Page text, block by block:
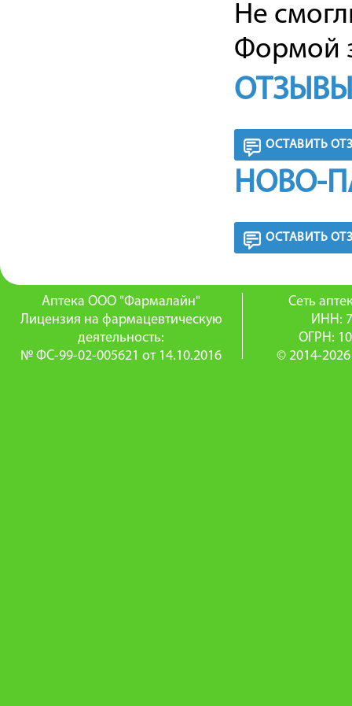
Не
Формой
ОСТАВИТЬ
НОВО-
ОСТАВИТЬ
Аптека ООО "Фармалайн"
Лицензия на фармацевтическую
деятельность:
№ ФС-99-02-005621 от 14.10.2016
Сеть
ИНН:
ОГРН:
© 2014-